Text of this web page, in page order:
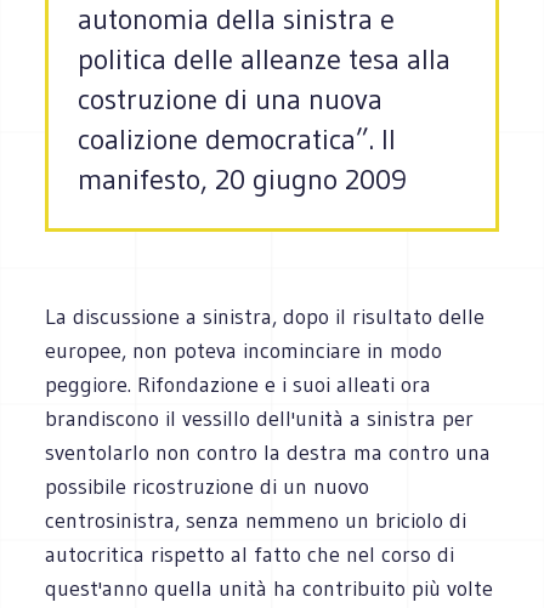
autonomia della sinistra e
politica delle alleanze tesa alla
costruzione di una nuova
coalizione democratica”. Il
manifesto, 20 giugno 2009
La discussione a sinistra, dopo il risultato delle
europee, non poteva incominciare in modo
peggiore. Rifondazione e i suoi alleati ora
brandiscono il vessillo dell'unità a sinistra per
sventolarlo non contro la destra ma contro una
possibile ricostruzione di un nuovo
centrosinistra, senza nemmeno un briciolo di
autocritica rispetto al fatto che nel corso di
quest'anno quella unità ha contribuito più volte